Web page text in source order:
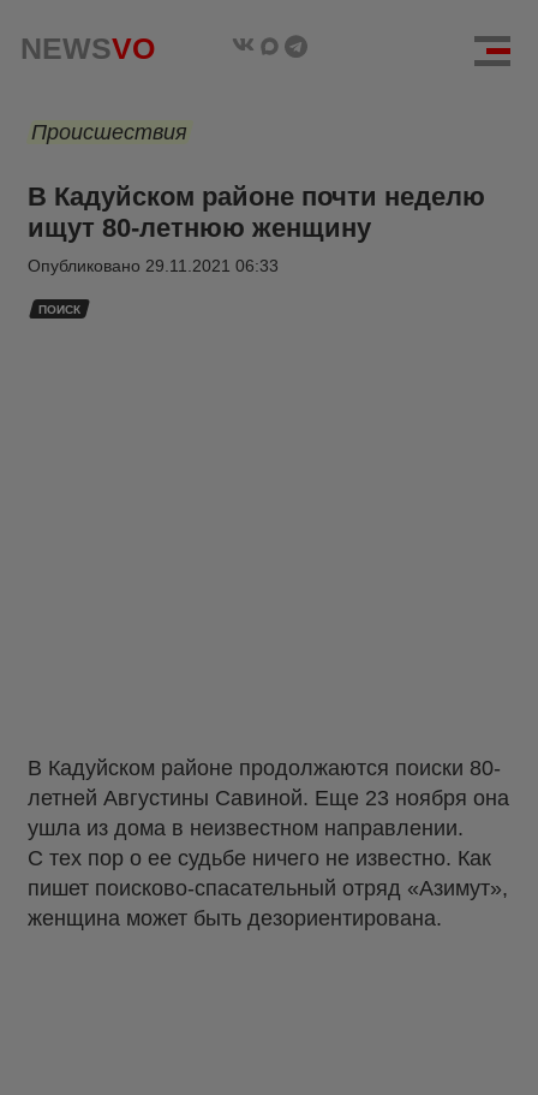
NEWSVO
Происшествия
В Кадуйском районе почти неделю
ищут 80-летнюю женщину
Опубликовано 29.11.2021 06:33
ПОИСК
В Кадуйском районе продолжаются поиски 80-
летней Августины Савиной. Еще 23 ноября она
ушла из дома в неизвестном направлении.
С тех пор о ее судьбе ничего не известно. Как
пишет поисково-спасательный отряд «Азимут»,
женщина может быть дезориентирована.